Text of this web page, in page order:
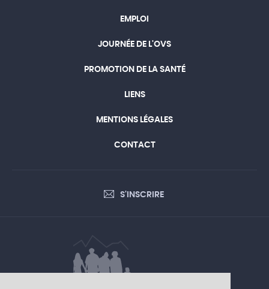
EMPLOI
JOURNÉE DE L'OVS
PROMOTION DE LA SANTÉ
LIENS
MENTIONS LÉGALES
CONTACT
S'INSCRIRE